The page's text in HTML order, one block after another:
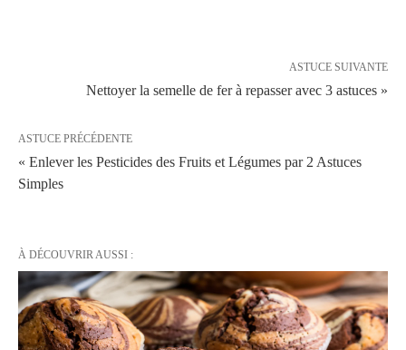
ASTUCE SUIVANTE
Nettoyer la semelle de fer à repasser avec 3 astuces »
ASTUCE PRÉCÉDENTE
« Enlever les Pesticides des Fruits et Légumes par 2 Astuces
Simples
À DÉCOUVRIR AUSSI :